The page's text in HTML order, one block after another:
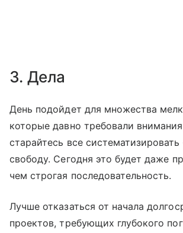
3. Дела
День подойдет для множества
которые давно требовали
старайтесь все
свободу. Сегодня это будет даже
чем строгая последовательность.
Лучше отказаться от начала
проектов, требующих глубокого